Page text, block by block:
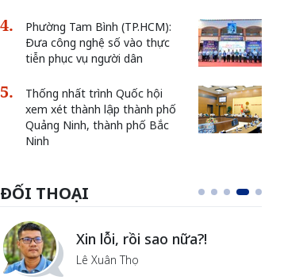
Phường Tam Bình (TP.HCM):
Đưa công nghệ số vào thực
tiễn phục vụ người dân
Thống nhất trình Quốc hội
xem xét thành lập thành phố
Quảng Ninh, thành phố Bắc
Ninh
ĐỐI THOẠI
Xin lỗi, rồi sao nữa?!
Lê Xuân Thọ